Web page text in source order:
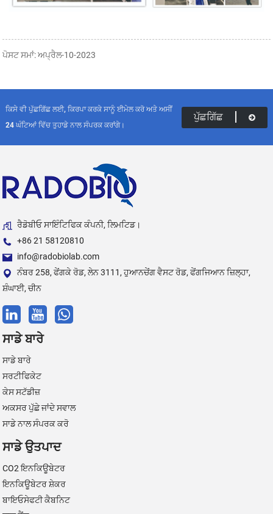
ਪੋਸਟ ਸਮਾਂ: ਅਪ੍ਰੈਲ-10-2023
ਕਿਸੇ ਵੀ ਪੁੱਛਗਿੱਛ ਲਈ, ਕਿਰਪਾ ਕਰਕੇ ਸਾਨੂੰ ਈਮੇਲ ਕਰੋ ਅਤੇ ਅਸੀਂ
24 ਘੰਟਿਆਂ ਵਿੱਚ ਤੁਹਾਡੇ ਨਾਲ ਸੰਪਰਕ ਕਰਾਂਗੇ।
ਪੁੱਛਗਿੱਛ
ਰੈਡੋਬੀਓ ਸਾਇੰਟਿਫਿਕ ਕੰਪਨੀ, ਲਿਮਟਿਡ।
+86 21 58120810
info@radobiolab.com
ਨੰਬਰ 258, ਫੇਂਗਕੇ ਰੋਡ, ਲੇਨ 3111, ਹੁਆਨਚੇਂਗ ਵੈਸਟ ਰੋਡ, ਫੇਂਗਜਿਆਨ ਜ਼ਿਲ੍ਹਾ,
ਸ਼ੰਘਾਈ, ਚੀਨ
ਸਾਡੇ ਬਾਰੇ
ਸਾਡੇ ਬਾਰੇ
ਸਰਟੀਫਿਕੇਟ
ਕੇਸ ਸਟੱਡੀਜ਼
ਅਕਸਰ ਪੁੱਛੇ ਜਾਂਦੇ ਸਵਾਲ
ਸਾਡੇ ਨਾਲ ਸੰਪਰਕ ਕਰੋ
ਸਾਡੇ ਉਤਪਾਦ
CO2 ਇਨਕਿਊਬੇਟਰ
ਇਨਕਿਊਬੇਟਰ ਸ਼ੇਕਰ
ਬਾਇਓਸੇਫਟੀ ਕੈਬਨਿਟ